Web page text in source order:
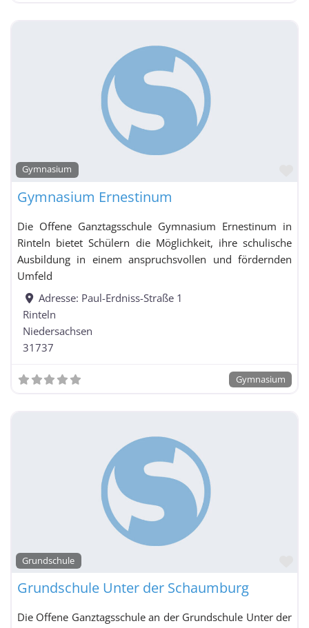
Integrierte Gesamtschule / Schule mit
Gesamtschulcharakter / Freie Waldorfschule mit
Förderschulklassen
Integrierte Gesamtschule / Schule mit
Gesamtschulcharakter / Freie Waldorfschule mit
Kooperative
Gesamtschule
Kooperative Gesamtschule mit Grundschulzweig
nach Schuljahrgängen gegliedert
Gymnasium
Gymnasium Ernestinum
Die Offene Ganztagsschule Gymnasium Ernestinum in
Rinteln bietet Schülern die Möglichkeit, ihre schulische
Ausbildung in einem anspruchsvollen und fördernden
Umfeld
Adresse: Paul-Erdniss-Straße 1
Rinteln
Niedersachsen
31737
Gymnasium
Grundschule
Grundschule Unter der Schaumburg
Die Offene Ganztagsschule an der Grundschule Unter der